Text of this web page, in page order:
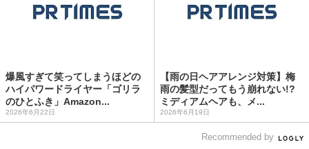
爆風すぎて笑ってしまうほどの
ハイパワードライヤー「ゴリラ
のひとふき」Amazon...
2026年6月22日
【雨の日ヘアアレンジ対策】梅
雨の髪型だってもう崩れない!?
ミディアムヘアも、メ...
2026年6月19日
Recommended by